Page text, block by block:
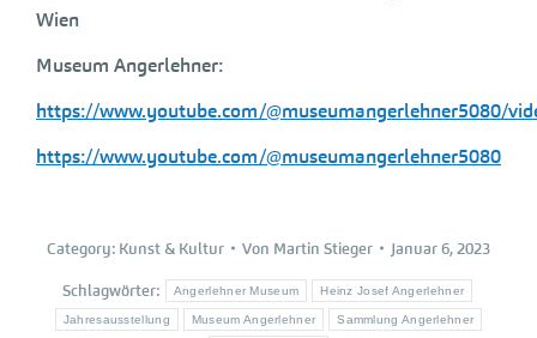
Wien
Museum Angerlehner:
https://www.youtube.com/@museumangerlehner5080/
https://www.youtube.com/@museumangerlehner5080
Category: Kunst & Kultur Von Martin Stieger Januar 6, 2023
Schlagwörter: Angerlehner Museum Heinz Josef Angerlehner
Jahresausstellung Museum Angerlehner Sammlung Angerlehner